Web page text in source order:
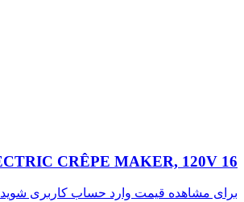
16 ELECTRIC CRÊPE MAKER, 120V
برای مشاهده قیمت وارد حساب کاربری شوید